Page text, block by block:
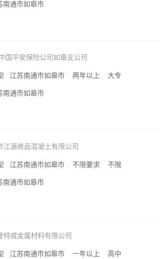
南通市如皋市
国平安保险公司如皋支公司
江苏南通市如皋市 两年以上 大专
南通市如皋市
江源商品混凝土有限公司
江苏南通市如皋市 不限要求 不限
南通市如皋市
特威金属材料有限公司
江苏南通市如皋市 一年以上 高中